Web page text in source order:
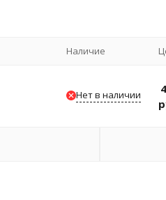
Наличие
Нет в наличии